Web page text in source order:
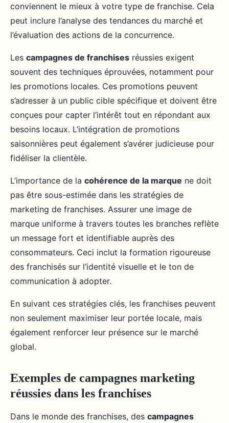
conviennent le mieux à votre type de franchise. Cela
peut inclure l’analyse des tendances du marché et
l’évaluation des actions de la concurrence.
Les campagnes de franchises réussies exigent
souvent des techniques éprouvées, notamment pour
les promotions locales. Ces promotions peuvent
s’adresser à un public cible spécifique et doivent être
conçues pour capter l’intérêt tout en répondant aux
besoins locaux. L’intégration de promotions
saisonnières peut également s’avérer judicieuse pour
fidéliser la clientèle.
L’importance de la cohérence de la marque ne doit
pas être sous-estimée dans les stratégies de
marketing de franchises. Assurer une image de
marque uniforme à travers toutes les branches reflète
un message fort et identifiable auprès des
consommateurs. Ceci inclut la formation rigoureuse
des franchisés sur l’identité visuelle et le ton de
communication à adopter.
En suivant ces stratégies clés, les franchises peuvent
non seulement maximiser leur portée locale, mais
également renforcer leur présence sur le marché
global.
Exemples de campagnes marketing
réussies dans les franchises
Dans le monde des franchises, des campagnes